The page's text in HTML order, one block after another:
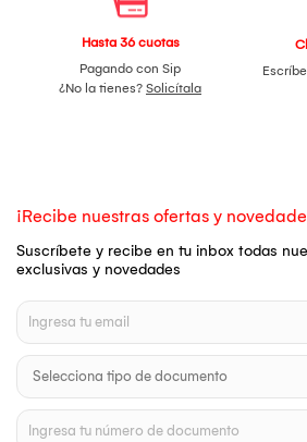
Hasta 36 cuotas
Pagando con Sip
¿No la tienes? Solicítala
¡Recibe nuestras ofertas y
Suscríbete y recibe en tu inbox todas
exclusivas y novedades